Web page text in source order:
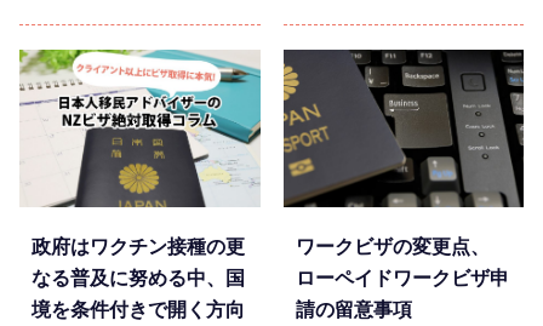
政府はワクチン接種の更
なる普及に努める中、国
境を条件付きで開く方向
ワークビザの変更点、
ローペイドワークビザ申
請の留意事項